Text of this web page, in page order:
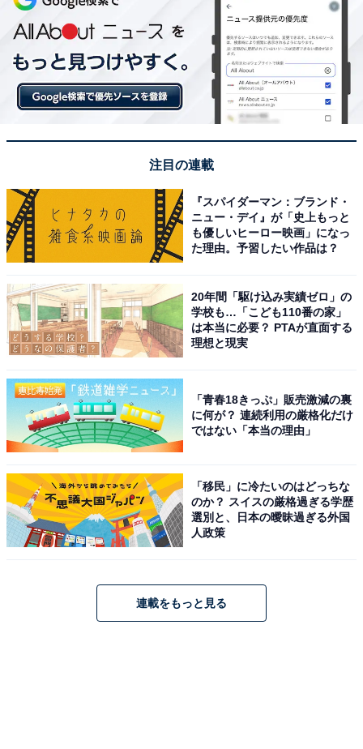
注目の連載
『スパイダーマン：ブランド・
ニュー・デイ』が「史上もっと
も優しいヒーロー映画」になっ
た理由。予習したい作品は？
20年間「駆け込み実績ゼロ」の
学校も…「こども110番の家」
は本当に必要？ PTAが直面する
理想と現実
「青春18きっぷ」販売激減の裏
に何が？ 連続利用の厳格化だけ
ではない「本当の理由」
「移民」に冷たいのはどっちな
のか？ スイスの厳格過ぎる学歴
選別と、日本の曖昧過ぎる外国
人政策
連載をもっと見る